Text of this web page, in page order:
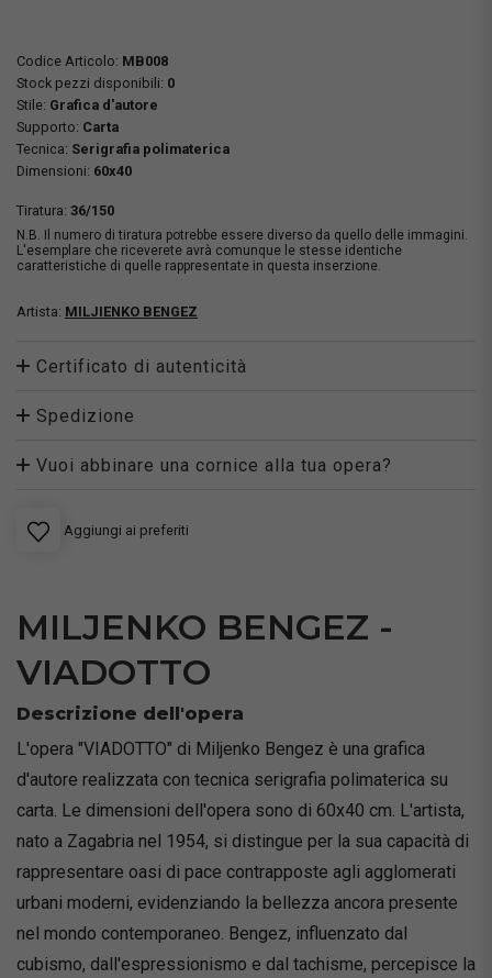
Codice Articolo: MB008
Stock pezzi disponibili: 0
Stile: Grafica d'autore
Supporto: Carta
Tecnica: Serigrafia polimaterica
Dimensioni: 60x40
Tiratura: 36/150
N.B. Il numero di tiratura potrebbe essere diverso da quello delle immagini.
L'esemplare che riceverete avrà comunque le stesse identiche
caratteristiche di quelle rappresentate in questa inserzione.
Artista: MILJIENKO BENGEZ
Certificato di autenticità
Spedizione
Vuoi abbinare una cornice alla tua opera?
Aggiungi ai preferiti
MILJENKO BENGEZ -
VIADOTTO
Descrizione dell'opera
L'opera "VIADOTTO" di Miljenko Bengez è una grafica
d'autore realizzata con tecnica serigrafia polimaterica su
carta. Le dimensioni dell'opera sono di 60x40 cm. L'artista,
nato a Zagabria nel 1954, si distingue per la sua capacità di
rappresentare oasi di pace contrapposte agli agglomerati
urbani moderni, evidenziando la bellezza ancora presente
nel mondo contemporaneo. Bengez, influenzato dal
cubismo, dall'espressionismo e dal tachisme, percepisce la